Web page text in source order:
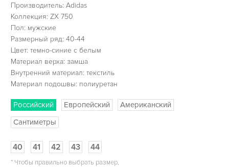
Производитель: Adidas
Коллекция: ZX 750
Пол: мужские
Размерный ряд: 40-44
Цвет: темно-синие с белым
Материал верха: замша
Внутренний материал: текстиль
Материал подошвы: полиуретан
Российский Европейский
Американский
Сантиметры
40 41 42 43 44
*Чтобы правильно выбрать размер,